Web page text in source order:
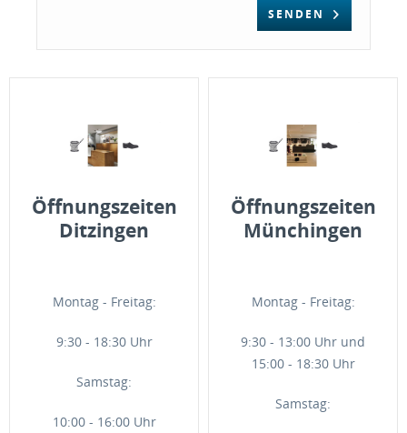
SENDEN
Öffnungszeiten
Ditzingen
Montag - Freitag:
9:30 - 18:30 Uhr
Samstag:
10:00 - 16:00 Uhr
Öffnungszeiten
Münchingen
Montag - Freitag:
9:30 - 13:00 Uhr und
15:00 - 18:30 Uhr
Samstag: